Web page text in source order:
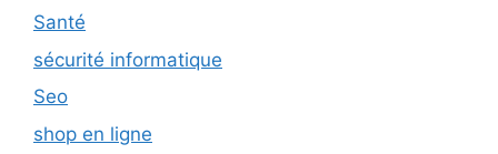
Santé
sécurité informatique
Seo
shop en ligne